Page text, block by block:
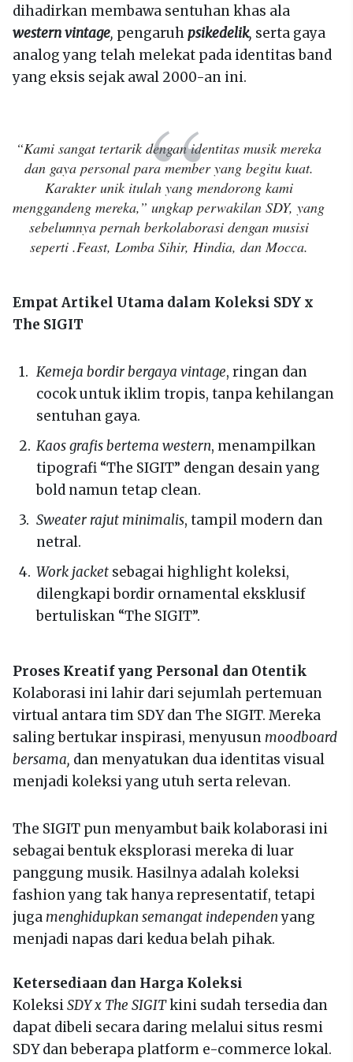
dihadirkan membawa sentuhan khas ala
western vintage, pengaruhpsikedelik, serta gaya
analog yang telah melekat pada identitas band
yang eksis sejak awal 2000-an ini.
“Kami sangat tertarik dengan identitas musik mereka
dan gaya personal para member yang begitu kuat.
Karakter unik itulah yang mendorong kami
menggandeng mereka,” ungkap perwakilan SDY, yang
sebelumnya pernah berkolaborasi dengan musisi
seperti .Feast, Lomba Sihir, Hindia, dan Mocca.
Empat Artikel Utama dalam Koleksi SDY x
The SIGIT
Kemeja bordir bergaya vintage, ringan dan
cocok untuk iklim tropis, tanpa kehilangan
sentuhan gaya.
Kaos grafis bertema western, menampilkan
tipografi “The SIGIT” dengan desain yang
bold namun tetap clean.
Sweater rajut minimalis, tampil modern dan
netral.
Work jacket sebagai highlight koleksi,
dilengkapi bordir ornamental eksklusif
bertuliskan “The SIGIT”.
Proses Kreatif yang Personal dan Otentik
Kolaborasi ini lahir dari sejumlah pertemuan
virtual antara tim SDY dan The SIGIT. Mereka
saling bertukar inspirasi, menyusun moodboard
bersama, dan menyatukan dua identitas visual
menjadi koleksi yang utuh serta relevan.
The SIGIT pun menyambut baik kolaborasi ini
sebagai bentuk eksplorasi mereka di luar
panggung musik. Hasilnya adalah koleksi
fashion yang tak hanya representatif, tetapi
juga menghidupkan semangat independenyang
menjadi napas dari kedua belah pihak.
Ketersediaan dan Harga Koleksi
KoleksiSDY x The SIGITkini sudah tersedia dan
dapat dibeli secara daring melalui situs resmi
SDY dan beberapa platform e-commerce lokal.